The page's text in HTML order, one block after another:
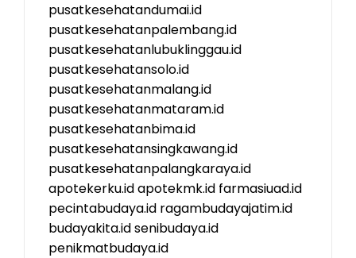
pusatkesehatandumai.id
pusatkesehatanpalembang.id
pusatkesehatanlubuklinggau.id
pusatkesehatansolo.id
pusatkesehatanmalang.id
pusatkesehatanmataram.id
pusatkesehatanbima.id
pusatkesehatansingkawang.id
pusatkesehatanpalangkaraya.id
apotekerku.idapotekmk.id farmasiuad.id
pecintabudaya.id ragambudayajatim.id
budayakita.idsenibudaya.id
penikmatbudaya.id